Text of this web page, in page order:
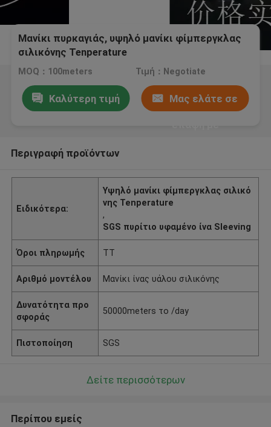
Μανίκι πυρκαγιάς, υψηλό μανίκι φίμπεργκλας
σιλικόνης Tenperature
MOQ：100meters Τιμή：Negotiate
Καλύτερη τιμή Μας ελάτε σε
Περιγραφή προϊόντων
Ειδικότερα:
Υψηλό μανίκι φίμπεργκλας σιλικό
νης Tenperature
,
SGS πυρίτιο υφαμένο ίνα Sleeving
Όροι πληρωμής TT
Αριθμό μοντέλου Μανίκι ίνας υάλου σιλικόνης
Δυνατότητα προ
σφοράς
50000meters το /day
Πιστοποίηση SGS
Δείτε περισσότερων
Περίπου εμείς